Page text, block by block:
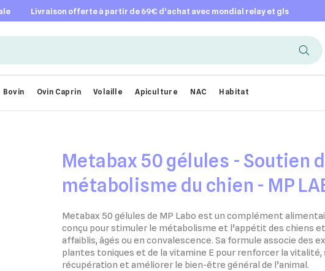
livraison offerte à partir de 69€ d’achat avec mondial relay et gls
Bovin Ovin Caprin Volaille Apiculture NAC Habitat
Metabax 50 gélules - Soutien
métabolisme du chien - MP
Metabax 50 gélules de MP Labo est un complément
conçu pour stimuler le métabolisme et l’appétit des chiens
affaiblis, âgés ou en convalescence. Sa formule associe des
plantes toniques et de la vitamine E pour renforcer la vitalité,
récupération et améliorer le bien-être général de l’animal.